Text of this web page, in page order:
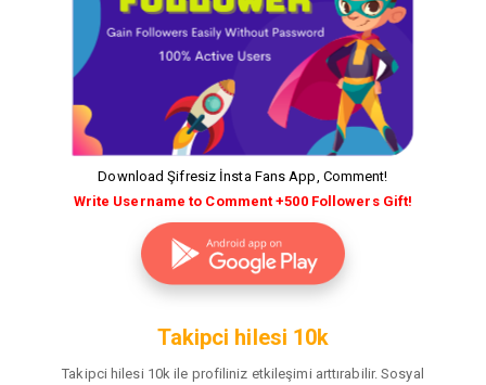
Download Şifresiz İnsta Fans App, Comment!
Write Username to Comment +500 Followers Gift!
Takipci hilesi 10k
Takipci hilesi 10k ile profiliniz etkileşimi arttırabilir. Sosyal